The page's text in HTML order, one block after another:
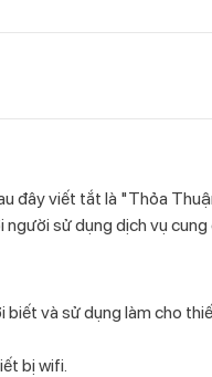
đây viết tắt là "Thỏa
sử dụng dịch vụ
và sử dụng làm cho
bị wifi.